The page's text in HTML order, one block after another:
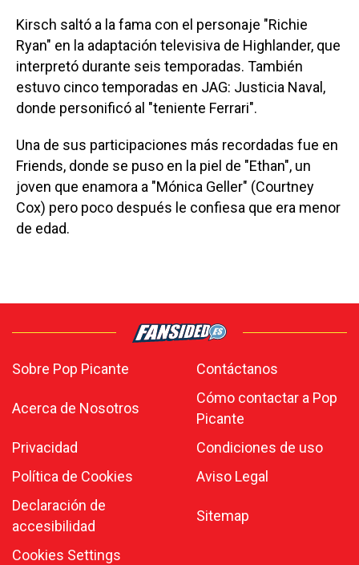
Kirsch saltó a la fama con el personaje "Richie
Ryan" en la adaptación televisiva de Highlander, que
interpretó durante seis temporadas. También
estuvo cinco temporadas en JAG: Justicia Naval,
donde personificó al "teniente Ferrari".
Una de sus participaciones más recordadas fue en
Friends, donde se puso en la piel de "Ethan", un
joven que enamora a "Mónica Geller" (Courtney
Cox) pero poco después le confiesa que era menor
de edad.
Sobre Pop Picante Contáctanos
Acerca de Nosotros
Cómo contactar a Pop
Picante
Privacidad
Condiciones de uso
Política de Cookies
Aviso Legal
Declaración de
accesibilidad
Sitemap
Cookies Settings